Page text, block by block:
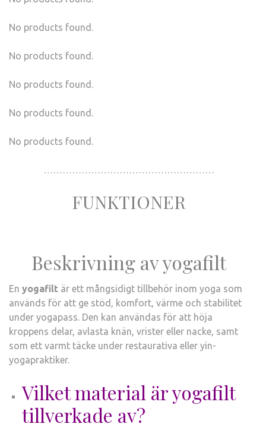
No products found.
No products found.
No products found.
No products found.
No products found.
………………………………………………
FUNKTIONER
Beskrivning av yogafilt
En yogafilt är ett mångsidigt tillbehör inom yoga som
används för att ge stöd, komfort, värme och stabilitet
under yogapass. Den kan användas för att höja
kroppens delar, avlasta knän, vrister eller nacke, samt
som ett varmt täcke under restaurativa eller yin-
yogapraktiker.
Vilket material är yogafilt
tillverkade av?